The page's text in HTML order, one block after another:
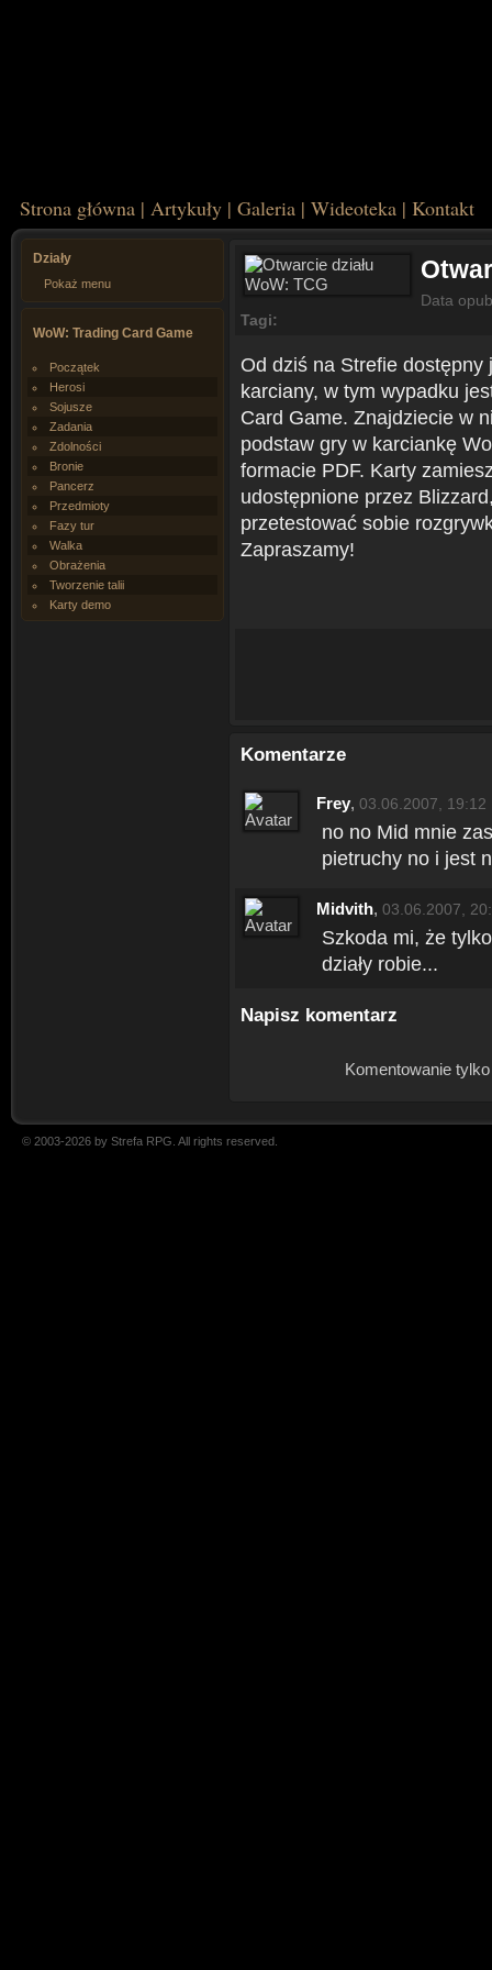
Strona główna | Artykuły | Galeria | Wideoteka | Kontakt
Działy
Pokaż menu
WoW: Trading Card Game
Początek
Herosi
Sojusze
Zadania
Zdolności
Bronie
Pancerz
Przedmioty
Fazy tur
Walka
Obrażenia
Tworzenie talii
Karty demo
Data
Tagi:
Od dziś na Strefie dostępny
karciany, w tym wypadku
Card Game. Znajdziecie w
podstaw gry w karciankę
formacie PDF. Karty
udostępnione przez
przetestować sobie
Zapraszamy!
Komentarze
Frey, 03.06.2007, 19:12
no no Mid mnie
pietruchy no i jest
Midvith, 03.06.2007,
Szkoda mi, że
działy robie...
Napisz komentarz
Komentowanie
© 2003-2026 by Strefa RPG. All rights reserved.